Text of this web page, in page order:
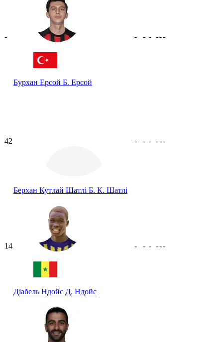
-
Бурхан Ерсой Б. Ерсой
- - - ---
42
Берхан Кутлай Шатлі Б. К. Шатлі
- - - ---
14
Діабель Ндойє Д. Ндойє
- - - ---